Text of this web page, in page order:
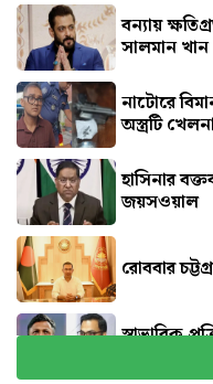
বন্যায়
সালমান খান
নাটোরে
অস্ত্রটি
হাসিনার
জয়সওয়াল
রোববার
স্বাভাবিক
নেই: ক্রীড়া